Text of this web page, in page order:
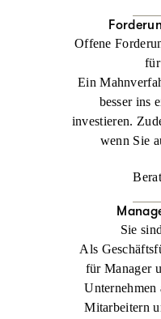
Offene
Ein
besser ins
investieren.
wenn Sie
Sie
Als
für Manager
Unternehmen
Mitarbeitern